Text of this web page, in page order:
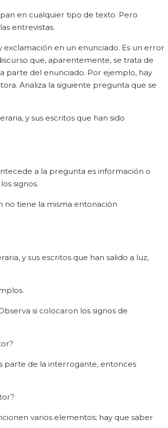
en cualquier tipo de texto. Pero
entrevistas.
en un enunciado. Es un error
que, aparentemente, se trata de
parte del enunciado. Por ejemplo, hay
Analiza la siguiente pregunta que se
y sus escritos que han sido
a la pregunta es información o
signos.
no tiene la misma entonación
y sus escritos que han salido a luz,
si colocaron los signos de
parte de la interrogante, entonces
varios elementos; hay que saber